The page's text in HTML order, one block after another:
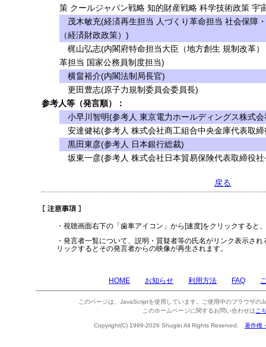
策 クールジャパン戦略 知的財産戦略 科学技術政策 宇
茂木敏充(経済再生担当 人づくり革命担当 社会保障
（経済財政政策）)
梶山弘志(内閣府特命担当大臣（地方創生 規制改革
革担当 国家公務員制度担当)
横畠裕介(内閣法制局長官)
更田豊志(原子力規制委員会委員長)
参考人等（発言順）：
小早川智明(参考人 東京電力ホールディングス株式
安達健祐(参考人 株式会社商工組合中央金庫代表取締
黒田東彦(参考人 日本銀行総裁)
坂東一彦(参考人 株式会社日本貿易保険代表取締役社
戻る
・視聴画面右下の「歯車アイコン」から[速度]をクリックすると
・発言者一覧について、説明・質疑者等の氏名がリンク表示さ
リックするとその発言者からの映像が再生されます。
HOME お知らせ 利用方法 FAQ
このページは、JavaScriptを使用しています。ご使用中のブラウザの
このホームページに関するお問い合わせは こ
Copyright(C) 1999-2026 Shugiin All Rights Reserved. 著作権